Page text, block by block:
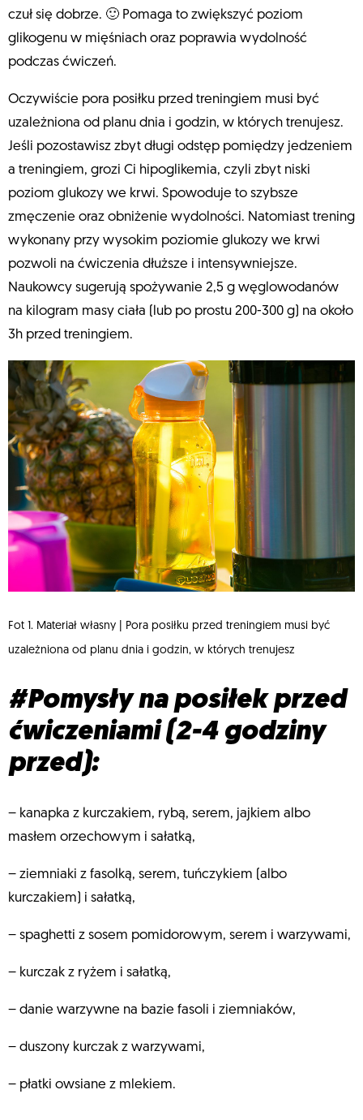
czuł się dobrze. 🙂 Pomaga to zwiększyć poziom
glikogenu w mięśniach oraz poprawia wydolność
podczas ćwiczeń.
Oczywiście pora posiłku przed treningiem musi być
uzależniona od planu dnia i godzin, w których trenujesz.
Jeśli pozostawisz zbyt długi odstęp pomiędzy jedzeniem
a treningiem, grozi Ci hipoglikemia, czyli zbyt niski
poziom glukozy we krwi. Spowoduje to szybsze
zmęczenie oraz obniżenie wydolności. Natomiast trening
wykonany przy wysokim poziomie glukozy we krwi
pozwoli na ćwiczenia dłuższe i intensywniejsze.
Naukowcy sugerują spożywanie 2,5 g węglowodanów
na kilogram masy ciała (lub po prostu 200-300 g) na około
3h przed treningiem.
Fot 1. Materiał własny | Pora posiłku przed treningiem musi być
uzależniona od planu dnia i godzin, w których trenujesz
#Pomysły na posiłek przed
ćwiczeniami (2-4 godziny
przed):
– kanapka z kurczakiem, rybą, serem, jajkiem albo
masłem orzechowym i sałatką,
– ziemniaki z fasolką, serem, tuńczykiem (albo
kurczakiem) i sałatką,
– spaghetti z sosem pomidorowym, serem i warzywami,
– kurczak z ryżem i sałatką,
– danie warzywne na bazie fasoli i ziemniaków,
– duszony kurczak z warzywami,
– płatki owsiane z mlekiem.